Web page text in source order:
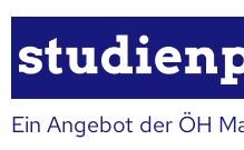
Ein Angebot der ÖH